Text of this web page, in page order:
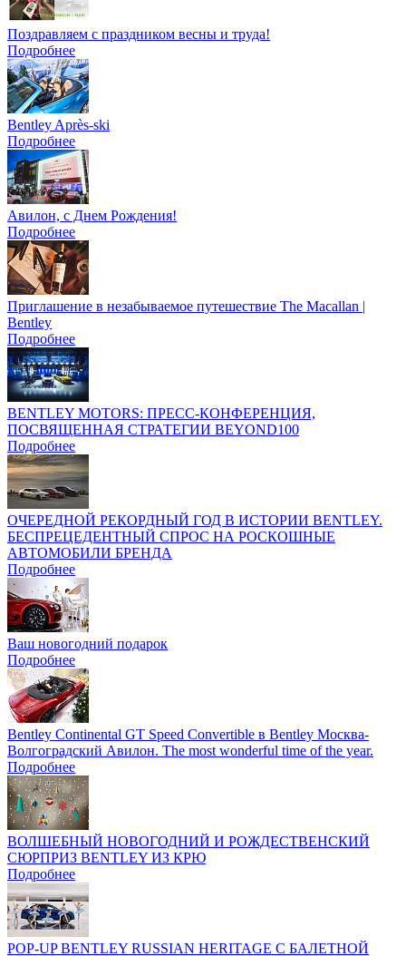
Поздравляем с праздником весны и труда!
Подробнее
Bentley Après-ski
Подробнее
Авилон, с Днем Рождения!
Подробнее
Приглашение в незабываемое путешествие The Macallan |
Bentley
Подробнее
BENTLEY MOTORS: ПРЕСС-КОНФЕРЕНЦИЯ,
ПОСВЯЩЕННАЯ СТРАТЕГИИ BEYOND100
Подробнее
ОЧЕРЕДНОЙ РЕКОРДНЫЙ ГОД В ИСТОРИИ BENTLEY.
БЕСПРЕЦЕДЕНТНЫЙ СПРОС НА РОСКОШНЫЕ
АВТОМОБИЛИ БРЕНДА
Подробнее
Ваш новогодний подарок
Подробнее
Bentley Continental GT Speed Convertible в Bentley Москва-
Волгоградский Авилон. The most wonderful time of the year.
Подробнее
ВОЛШЕБНЫЙ НОВОГОДНИЙ И РОЖДЕСТВЕНСКИЙ
СЮРПРИЗ BENTLEY ИЗ КРЮ
Подробнее
POP-UP BENTLEY RUSSIAN HERITAGE С БАЛЕТНОЙ